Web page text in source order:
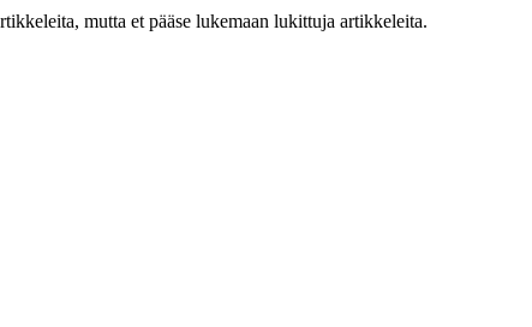
mutta et pääse lukemaan lukittuja artikkeleita.